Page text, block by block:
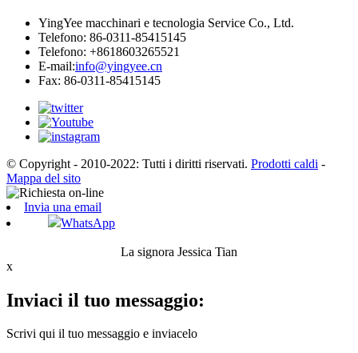
YingYee macchinari e tecnologia Service Co., Ltd.
Telefono: 86-0311-85415145
Telefono: +8618603265521
E-mail:info@yingyee.cn
Fax: 86-0311-85415145
© Copyright - 2010-2022: Tutti i diritti riservati. Prodotti caldi -
Mappa del sito
Invia una email
WhatsApp
La signora Jessica Tian
x
Inviaci il tuo messaggio:
Scrivi qui il tuo messaggio e inviacelo